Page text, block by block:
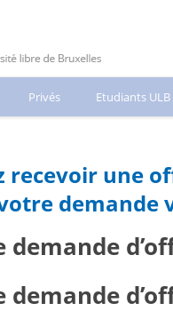
Privés Etudiants ULB
recevoir une
demande